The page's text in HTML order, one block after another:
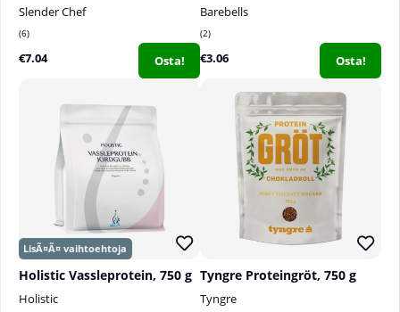
Slender Chef
6
€7.04 Osta!
Barebells
2
€3.06 Osta!
Holistic Vassleprotein, 750 g
Holistic
Tyngre Proteingröt, 750 g
Tyngre